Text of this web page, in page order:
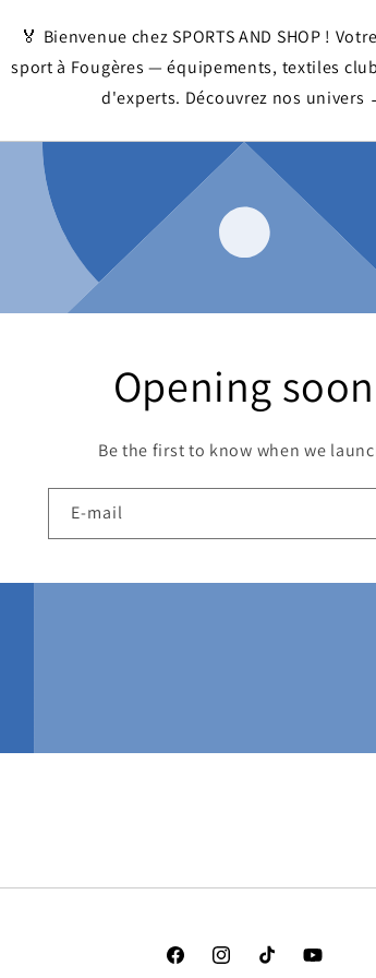
🏅 Bienvenue chez SPORTS AND SHOP !
sport à Fougères — équipements, textiles
d'experts. Découvrez nos univers
Opening soon
Be the first to know when we
E-mail
FacebookInstagramTikTok YouTube